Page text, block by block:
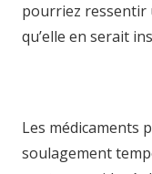
pourriez ressentir
qu’elle en serait
Les médicaments
soulagement